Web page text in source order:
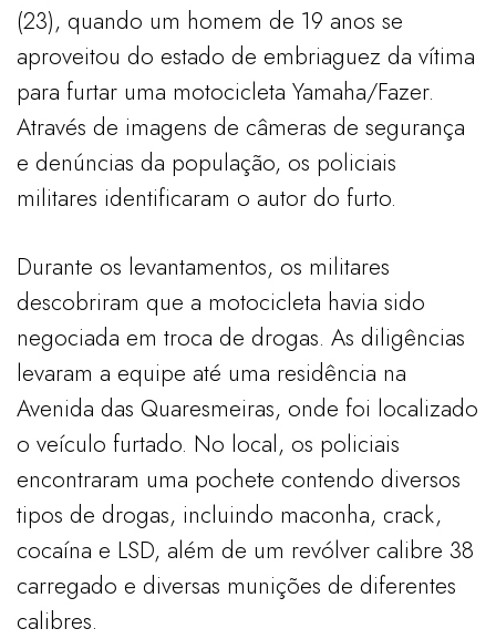
(23), quando um homem de 19 anos se
aproveitou do estado de embriaguez da vítima
para furtar uma motocicleta Yamaha/Fazer.
Através de imagens de câmeras de segurança
e denúncias da população, os policiais
militares identificaram o autor do furto.
Durante os levantamentos, os militares
descobriram que a motocicleta havia sido
negociada em troca de drogas. As diligências
levaram a equipe até uma residência na
Avenida das Quaresmeiras, onde foi localizado
o veículo furtado. No local, os policiais
encontraram uma pochete contendo diversos
tipos de drogas, incluindo maconha, crack,
cocaína e LSD, além de um revólver calibre 38
carregado e diversas munições de diferentes
calibres.